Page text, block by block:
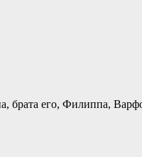
брата его, Филиппа,